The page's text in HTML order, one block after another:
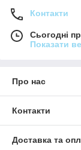
Контакти
Сьогодні
Показати
Про нас
Контакти
Доставка та